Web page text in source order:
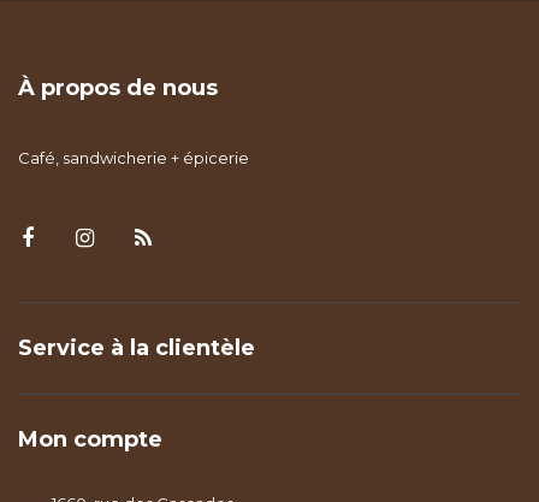
À propos de nous
Café, sandwicherie + épicerie
Service à la clientèle
Mon compte